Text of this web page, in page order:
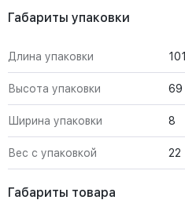
Габариты упаковки
Длина упаковки 101
Высота упаковки 69
Ширина упаковки 8
Вес с упаковкой 22
Габариты товара